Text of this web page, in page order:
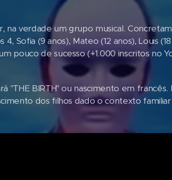
na verdade um grupo musical.
Sofia (9 anos), Mateo (12 anos), Louis
pouco de sucesso (+1.000 inscritos no
"THE BIRTH" ou nascimento em
dos filhos dado o contexto